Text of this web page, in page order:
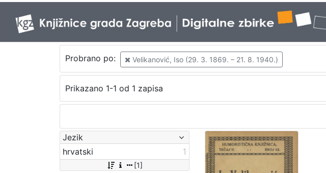
Probrano po: Velikanović, Iso (29. 3. 1869. – 21. 8. 1940.)
Prikazano 1-1 od 1 zapisa
Jezik
hrvatski
1
[1]